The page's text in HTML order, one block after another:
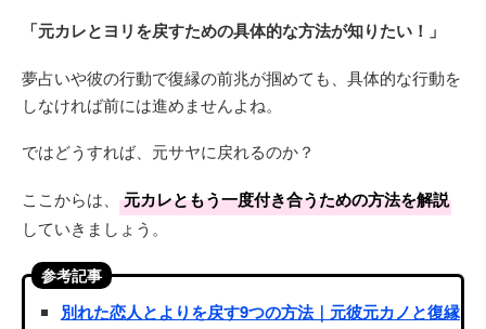
「元カレとヨリを戻すための具体的な方法が知りたい！」
夢占いや彼の行動で復縁の前兆が掴めても、具体的な行動を
しなければ前には進めませんよね。
ではどうすれば、元サヤに戻れるのか？
ここからは、 元カレともう一度付き合うための方法を解説
していきましょう。
参考記事
別れた恋人とよりを戻す9つの方法｜元彼元カノと復縁